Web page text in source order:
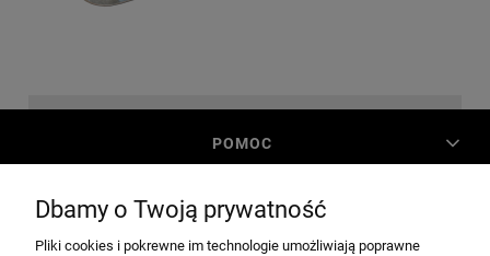
POMOC
MOJE KONTO
Dbamy o Twoją prywatność
Pliki cookies i pokrewne im technologie umożliwiają poprawne